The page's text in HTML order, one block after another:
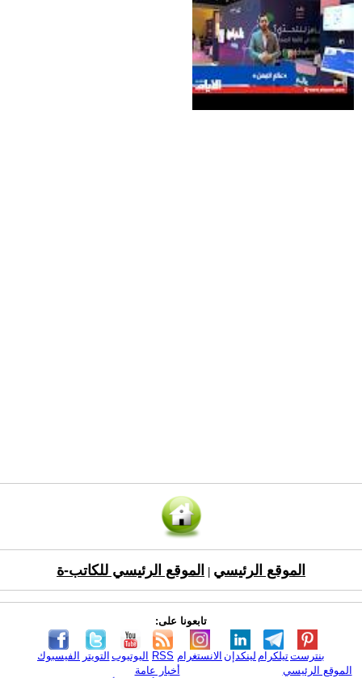
الموقع الرئيسي الموقع الرئيسي للكاتب-ة
تابعونا على:
الفيسبوك التويتر اليوتيوب RSS الانستغرام لينكدإن تيلكرامبنترست
الموقع الرئيسي
أخبار عامة